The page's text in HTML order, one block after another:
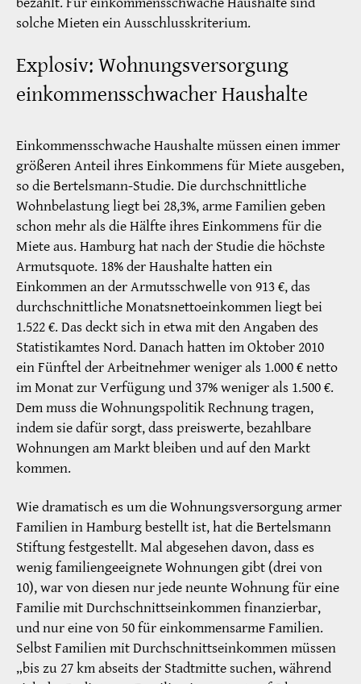
solche Mieten ein Ausschlusskriterium.
Explosiv: Wohnungsversorgung
einkommensschwacher Haushalte
Einkommensschwache Haushalte müssen einen immer
größeren Anteil ihres Einkommens für Miete ausgeben,
so die Bertelsmann-Studie. Die durchschnittliche
Wohnbelastung liegt bei 28,3%, arme Familien geben
schon mehr als die Hälfte ihres Einkommens für die
Miete aus. Hamburg hat nach der Studie die höchste
Armutsquote. 18% der Haushalte hatten ein
Einkommen an der Armutsschwelle von 913 €, das
durchschnittliche Monatsnettoeinkommen liegt bei
1.522 €. Das deckt sich in etwa mit den Angaben des
Statistikamtes Nord. Danach hatten im Oktober 2010
ein Fünftel der Arbeitnehmer weniger als 1.000 € netto
im Monat zur Verfügung und 37% weniger als 1.500 €.
Dem muss die Wohnungspolitik Rechnung tragen,
indem sie dafür sorgt, dass preiswerte, bezahlbare
Wohnungen am Markt bleiben und auf den Markt
kommen.
Wie dramatisch es um die Wohnungsversorgung armer
Familien in Hamburg bestellt ist, hat die Bertelsmann
Stiftung festgestellt. Mal abgesehen davon, dass es
wenig familiengeeignete Wohnungen gibt (drei von
10), war von diesen nur jede neunte Wohnung für eine
Familie mit Durchschnittseinkommen finanzierbar,
und nur eine von 50 für einkommensarme Familien.
Selbst Familien mit Durchschnittseinkommen müssen
„bis zu 27 km abseits der Stadtmitte suchen, während